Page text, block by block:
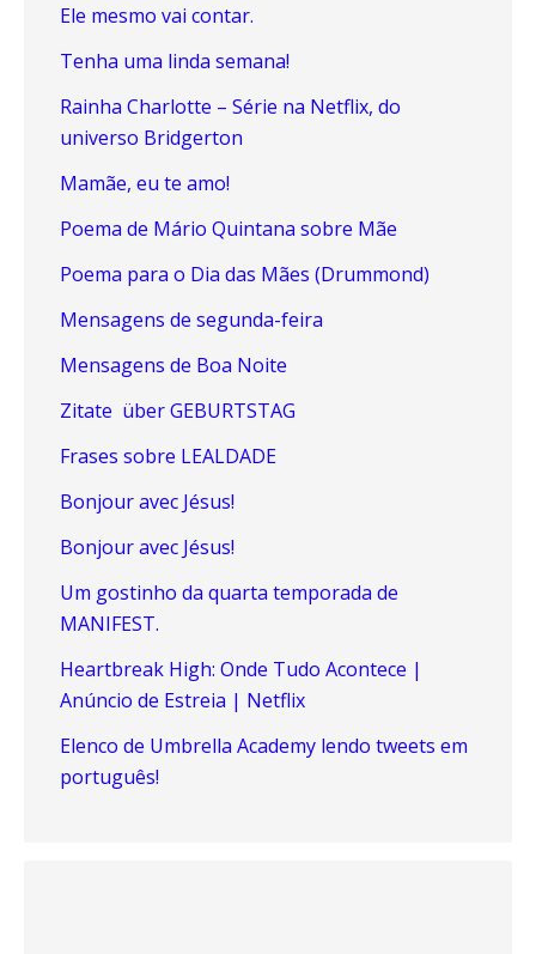
Ele mesmo vai contar.
Tenha uma linda semana!
Rainha Charlotte – Série na Netflix, do
universo Bridgerton
Mamãe, eu te amo!
Poema de Mário Quintana sobre Mãe
Poema para o Dia das Mães (Drummond)
Mensagens de segunda-feira
Mensagens de Boa Noite
Zitate über GEBURTSTAG
Frases sobre LEALDADE
Bonjour avec Jésus!
Bonjour avec Jésus!
Um gostinho da quarta temporada de
MANIFEST.
Heartbreak High: Onde Tudo Acontece |
Anúncio de Estreia | Netflix
Elenco de Umbrella Academy lendo tweets em
português!